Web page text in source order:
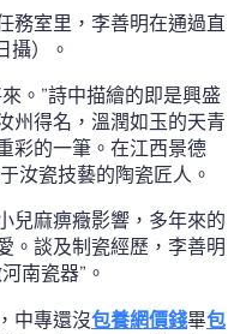
務室里，李善明在通過直
攝）。
。”詩中描繪的即是興盛
州得名，溫潤如玉的天青
彩的一筆。在江西景德
汝瓷技藝的陶瓷匠人。
兒麻痹癥影響，多年來的
。談及制瓷經歷，李善明
南瓷器”。
中專還沒包養網價錢畢包